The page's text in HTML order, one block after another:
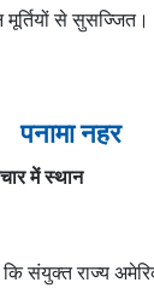
मूर्तियों से सुसज्जित।
पनामा नहर
में स्थान
कि संयुक्त राज्य